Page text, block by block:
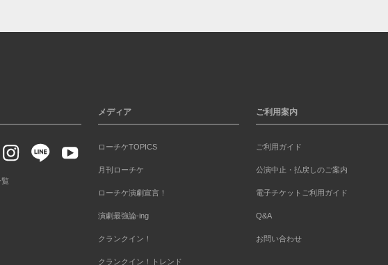
メディア
ローチケTOPICS
月刊ローチケ
ローチケ演劇宣言！
演劇最強論-ing
クランクイン！
クランクイン！トレンド
ご利用案内
ご利用ガイド
公演中止・払戻しのご案内
電子チケットご利用ガイド
Q&A
お問い合わせ